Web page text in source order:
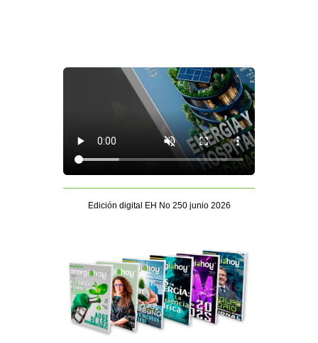
Edición digital EH No 250 junio 2026